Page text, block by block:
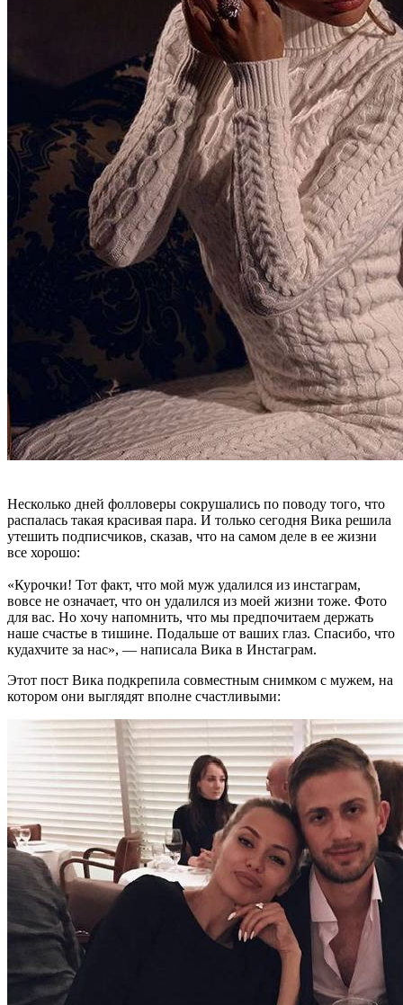
Несколько дней фолловеры сокрушались по поводу того, что
распалась такая красивая пара. И только сегодня Вика решила
утешить подписчиков, сказав, что на самом деле в ее жизни
все хорошо:
«Курочки! Тот факт, что мой муж удалился из инстаграм,
вовсе не означает, что он удалился из моей жизни тоже. Фото
для вас. Но хочу напомнить, что мы предпочитаем держать
наше счастье в тишине. Подальше от ваших глаз. Спасибо, что
кудахчите за нас», — написала Вика в Инстаграм.
Этот пост Вика подкрепила совместным снимком с мужем, на
котором они выглядят вполне счастливыми: